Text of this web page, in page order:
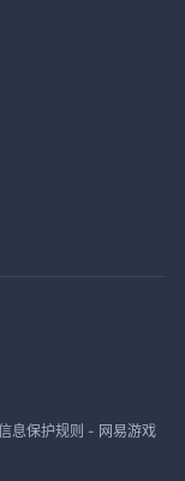
息保护规则 - 网易游戏